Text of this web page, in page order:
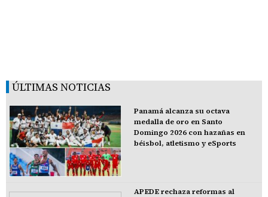
ÚLTIMAS NOTICIAS
Panamá alcanza su octava
medalla de oro en Santo
Domingo 2026 con hazañas en
béisbol, atletismo y eSports
APEDE rechaza reformas al